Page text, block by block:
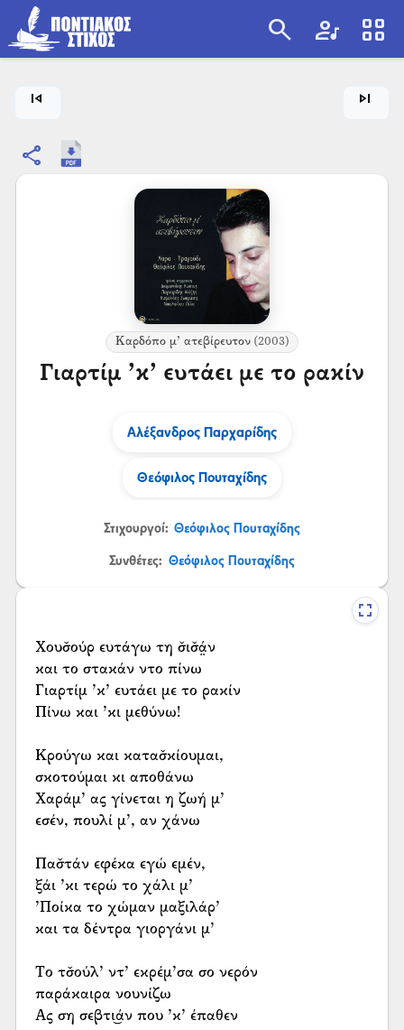
search artist view_cozy
skip_previous skip_next
share
Καρδόπο μ’ ατεβίρευτον(2003)
Γιαρτίμ ’κ’ ευτάει με το ρακίν
Αλέξανδρος Παρχαρίδης
Θεόφιλος Πουταχίδης
Στιχουργοί: Θεόφιλος Πουταχίδης
Συνθέτες: Θεόφιλος Πουταχίδης
Χουσ̌ούρ ευτάγω τη σ̌ισ̌ά̤ν
και το στακάν ντο πίνω
Γιαρτίμ ’κ’ ευτάει με το ρακίν
Πίνω και ’κι μεθύνω!
Κρούγω και κατασ̌κίουμαι,
σκοτούμαι κι αποθάνω
Χαράμ’ ας γίνεται η ζωή μ’
εσέν, πουλί μ’, αν χάνω
Πασ̌τάν εφέκα εγώ εμέν,
ξάι ’κι τερώ το χάλι μ’
’Ποίκα το χώμαν μαξιλάρ’
και τα δέντρα γιοργάνι μ’
Το τσ̌ούλ’ ντ’ εκρέμ’σα σο νερόν
παράκαιρα νουνίζω
Ας ση σεβτι͜άν που ’κ’ έπαθεν